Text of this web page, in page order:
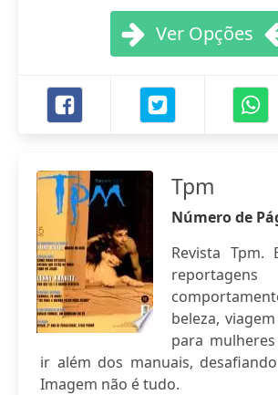
Ver Opções
Tpm
Número de
Revista Tpm.
beleza,
para
ir além dos manuais,
Imagem não é tudo.